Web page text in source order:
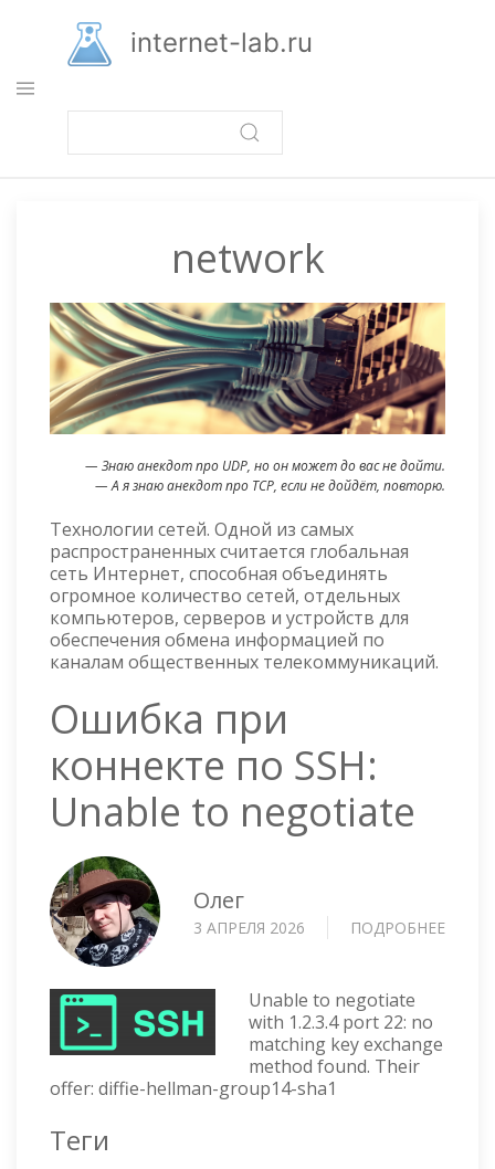
основному
содержанию
internet-lab.ru
network
— Знаю анекдот про UDP, но он может до вас не дойти.
— А я знаю анекдот про TCP, если не дойдёт, повторю.
Технологии сетей. Одной из самых
распространенных считается глобальная
сеть Интернет, способная объединять
огромное количество сетей, отдельных
компьютеров, серверов и устройств для
обеспечения обмена информацией по
каналам общественных телекоммуникаций.
Ошибка при
коннекте по SSH:
Unable to negotiate
Олег
3 АПРЕЛЯ 2026 ПОДРОБНЕЕ
Unable to negotiate
with 1.2.3.4 port 22: no
matching key exchange
method found. Their
offer: diffie-hellman-group14-sha1
Теги